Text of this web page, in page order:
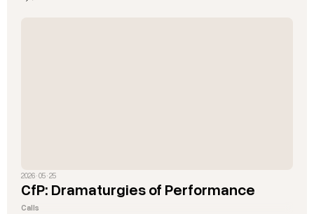
2026 · 05 · 25
CfP: Dramaturgies of Performance
Calls